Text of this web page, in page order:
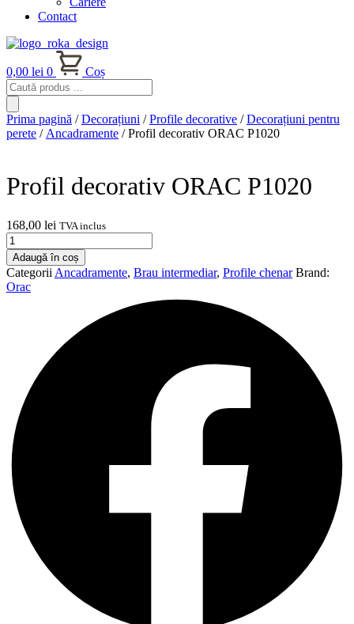
Contact
0,00 lei 0
Coș
Products
search
Prima pagină /Decorațiuni /Profile decorative /Decorațiuni pentru
perete / Ancadramente / Profil decorativ ORAC P1020
Profil decorativ ORAC P1020
168,00 lei TVA inclus
Cantitate
Profil
decorativ
ORAC
P1020
Adaugă în coș
Categorii Ancadramente, Brau intermediar, Profile chenar Brand:
Orac